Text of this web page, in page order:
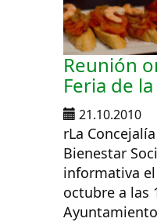
Reunión
Feria de la
21.10.2010
rLa
Bienestar
informativa
octubre a las
Ayuntamiento